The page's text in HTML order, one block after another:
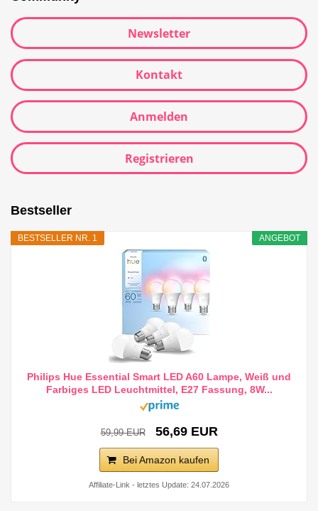
Newsletter
Kontakt
Anmelden
Registrieren
Bestseller
ANGEBOT
BESTSELLER NR. 1
Philips Hue Essential Smart LED A60 Lampe, Weiß und
Farbiges LED Leuchtmittel, E27 Fassung, 8W...
59,99 EUR 56,69 EUR
Bei Amazon kaufen
Affiliate-Link - letztes Update: 24.07.2026